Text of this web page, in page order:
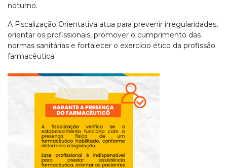
noturno.
A Fiscalização Orientativa atua para prevenir irregularidades,
orientar os profissionais, promover o cumprimento das
normas sanitárias e fortalecer o exercício ético da profissão
farmacêutica.